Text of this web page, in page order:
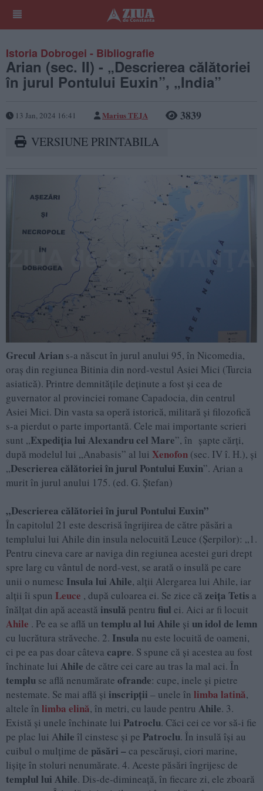
Istoria Dobrogei - Bibliografie
Arian (sec. II) - „Descrierea călătoriei
în jurul Pontului Euxin”, „India”
13 Jan, 2024 16:41 Marius TEJA 3839
VERSIUNE PRINTABILA
Grecul Arian s-a născut în jurul anului 95, în Nicomedia,
oraș din regiunea Bitinia din nord-vestul Asiei Mici (Turcia
asiatică). Printre demnitățile deținute a fost și cea de
guvernator al provinciei romane Capadocia, din centrul
Asiei Mici. Din vasta sa operă istorică, militară și filozofică
s-a pierdut o parte importantă. Cele mai importante scrieri
sunt „Expediția lui Alexandru cel Mare”, în șapte cărți,
după modelul lui „Anabasis” al lui Xenofon (sec. IV î. H.), și
„Descrierea călătoriei în jurul Pontului Euxin”. Arian a
murit în jurul anului 175. (ed. G. Ștefan)
„Descrierea călătoriei în jurul Pontului Euxin”
În capitolul 21 este descrisă îngrijirea de către păsări a
templului lui Ahile din insula nelocuită Leuce (Șerpilor): „1.
Pentru cineva care ar naviga din regiunea acestei guri drept
spre larg cu vântul de nord-vest, se arată o insulă pe care
unii o numesc Insula lui Ahile, alții Alergarea lui Ahile, iar
alții îi spun Leuce , după culoarea ei. Se zice că zeița Tetis a
înălțat din apă această insulă pentru fiul ei. Aici ar fi locuit
Ahile . Pe ea se află un templu al lui Ahile și un idol de lemn
cu lucrătura străveche. 2. Insula nu este locuită de oameni,
ci pe ea pas doar câteva capre. S spune că și acestea au fost
închinate lui Ahile de către cei care au tras la mal aci. În
templu se află nenumărate ofrande: cupe, inele și pietre
nestemate. Se mai află și inscripții – unele în limba latină,
altele în limba elină, în metri, cu laude pentru Ahile. 3.
Există și unele închinate lui Patroclu. Căci cei ce vor să-i fie
pe plac lui Ahile îl cinstesc și pe Patroclu. În insulă își au
cuibul o mulțime de păsări –ca pescăruși, ciori marine,
lișițe în stoluri nenumărate. 4. Aceste păsări îngrijesc de
templul lui Ahile. Dis-de-dimineață, în fiecare zi, ele zboară